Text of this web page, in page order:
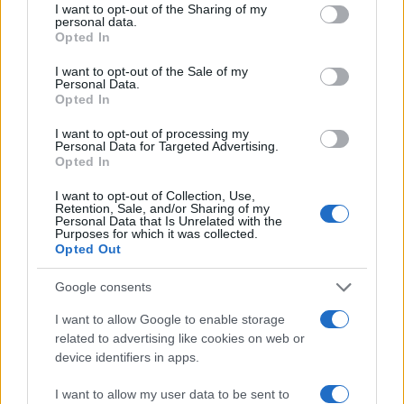
not limited to your visit or usage behaviour. You may click to
grant or deny consent to Google and its third-party tags to
use your data for below specified purposes in below Google
consent section.
I want to opt-out of the Sharing of my
personal data.
Opted In
I want to opt-out of the Sale of my
Personal Data.
Opted In
I want to opt-out of processing my
Personal Data for Targeted Advertising.
Opted In
I want to opt-out of Collection, Use,
Retention, Sale, and/or Sharing of my
Personal Data that Is Unrelated with the
Purposes for which it was collected.
Opted Out
Google consents
I want to allow Google to enable storage
related to advertising like cookies on web or
device identifiers in apps.
I want to allow my user data to be sent to
NEWS
Petrolio in calo: Brent a 91,82$, ribassi a due cifre per greggio